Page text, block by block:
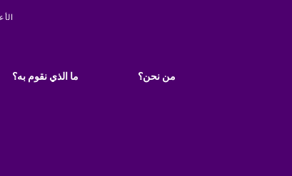
navigation
من نحن؟ ما الذي نقوم به؟